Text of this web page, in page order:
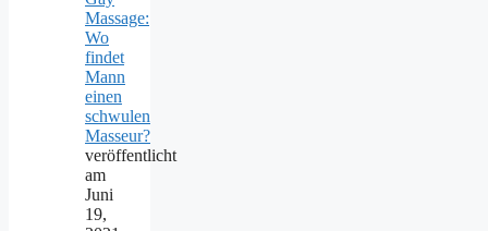
Massage:
Wo
findet
Mann
einen
schwulen
Masseur?
veröffentlicht
am
Juni
19,